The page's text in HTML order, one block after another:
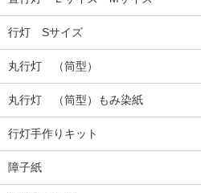
行灯 Sサイズ
丸行灯 （筒型）
丸行灯 （筒型）もみ染紙
行灯手作りキット
障子紙